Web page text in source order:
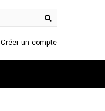
Créer un compte